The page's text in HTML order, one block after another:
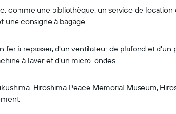
comme une bibliothèque, un service de location
une consigne à bagage.
à repasser, d'un ventilateur de plafond et d'un
à laver et d'un micro-ondes.
Hiroshima Peace Memorial Museum,